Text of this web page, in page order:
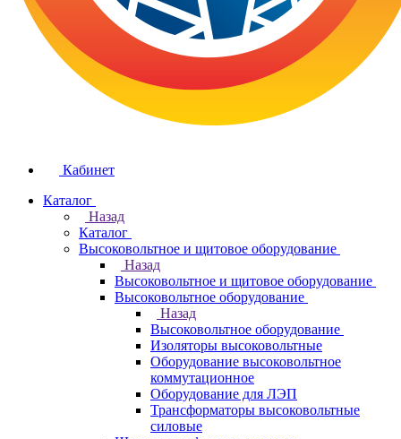
Кабинет
Каталог
Назад
Каталог
Высоковольтное и щитовое оборудование
Назад
Высоковольтное и щитовое оборудование
Высоковольтное оборудование
Назад
Высоковольтное оборудование
Изоляторы высоковольтные
Оборудование высоковольтное
коммутационное
Оборудование для ЛЭП
Трансформаторы высоковольтные
силовые